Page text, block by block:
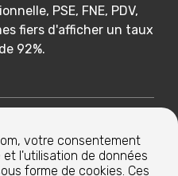
PSE, FNE, PDV,
fiers d'afficher un taux
92%.
votre consentement
l'utilisation de données
forme de cookies. Ces